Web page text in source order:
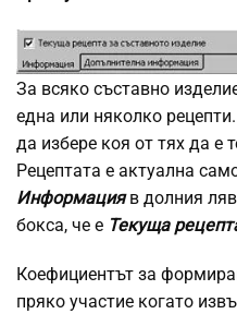
За всяко съставно
една или няколко
да избере коя от тях да е
Рецептата е актуална
Информацияв долния
бокса, че е Текуща
Коефициентът за
пряко участие когато